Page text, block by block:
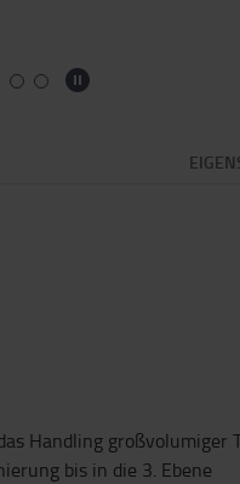
Handling großvolumiger
bis in die 3. Ebene